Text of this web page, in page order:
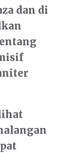
dan di